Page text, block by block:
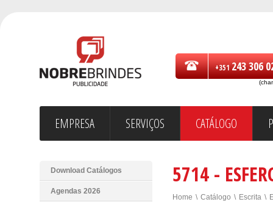
+351243 306
EMPRESA SERVIÇOS CATÁLOGO
Download Catálogos
Agendas 2026
5714 -
Home \ Catálogo \ Escrita \